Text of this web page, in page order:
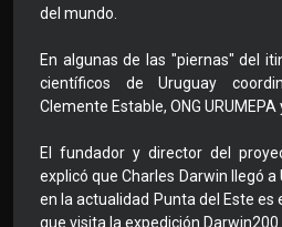
del mundo.
En algunas de las "piernas" del
científicos de Uruguay
Clemente Estable, ONG URUMEPA
El fundador y director del
explicó que Charles Darwin llegó
en la actualidad Punta del Este es
que visita la expedición Darwin200.